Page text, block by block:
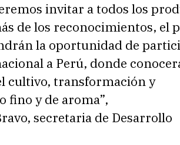
invitar a todos los
de los reconocimientos, el
la oportunidad de
a Perú, donde
cultivo, transformación y
fino y de aroma”,
secretaria de Desarrollo